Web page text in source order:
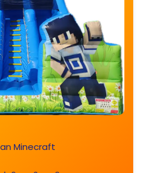
Minecraft